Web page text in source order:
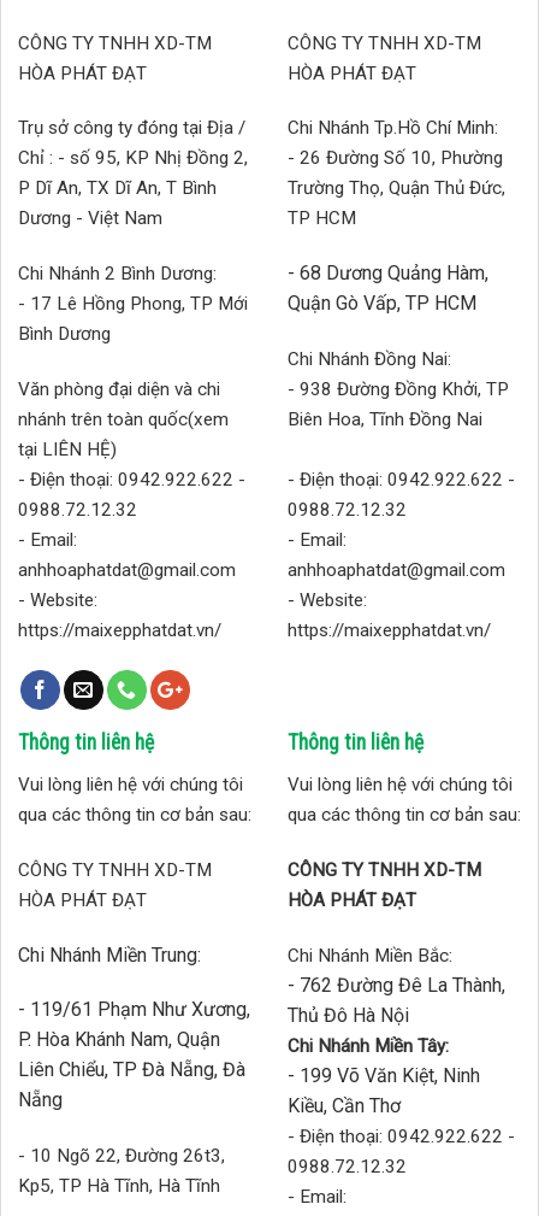
CÔNG TY TNHH XD-TM
HÒA PHÁT ĐẠT
Trụ sở công ty đóng tại Địa /
Chỉ : - số 95, KP Nhị Đồng 2,
P Dĩ An, TX Dĩ An, T Bình
Dương - Việt Nam
Chi Nhánh 2 Bình Dương:
- 17 Lê Hồng Phong, TP Mới
Bình Dương
Văn phòng đại diện và chi
nhánh trên toàn quốc(xem
tại LIÊN HỆ)
- Điện thoại: 0942.922.622 -
0988.72.12.32
- Email:
anhhoaphatdat@gmail.com
- Website:
https://maixepphatdat.vn/
CÔNG TY TNHH XD-TM
HÒA PHÁT ĐẠT
Chi Nhánh Tp.Hồ Chí Minh:
- 26 Đường Số 10, Phường
Trường Thọ, Quận Thủ Đức,
TP HCM
- 68 Dương Quảng Hàm,
Quận Gò Vấp, TP HCM
Chi Nhánh Đồng Nai:
- 938 Đường Đồng Khởi, TP
Biên Hoa, Tĩnh Đồng Nai
- Điện thoại: 0942.922.622 -
0988.72.12.32
- Email:
anhhoaphatdat@gmail.com
- Website:
https://maixepphatdat.vn/
Thông tin liên hệ
Vui lòng liên hệ với chúng tôi
qua các thông tin cơ bản sau:
CÔNG TY TNHH XD-TM
HÒA PHÁT ĐẠT
Chi Nhánh Miền Trung:
- 119/61 Phạm Như Xương,
P. Hòa Khánh Nam, Quận
Liên Chiểu, TP Đà Nẵng, Đà
Nẵng
- 10 Ngõ 22, Đường 26t3,
Kp5, TP Hà Tĩnh, Hà Tĩnh
Thông tin liên hệ
Vui lòng liên hệ với chúng tôi
qua các thông tin cơ bản sau:
CÔNG TY TNHH XD-TM
HÒA PHÁT ĐẠT
Chi Nhánh Miền Bắc:
- 762 Đường Đê La Thành,
Thủ Đô Hà Nội
Chi Nhánh Miền Tây:
- 199 Võ Văn Kiệt, Ninh
Kiều, Cần Thơ
- Điện thoại: 0942.922.622 -
0988.72.12.32
- Email: